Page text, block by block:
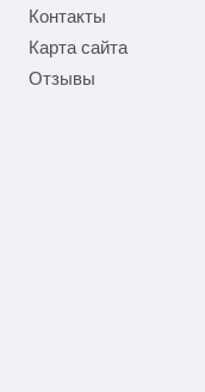
Контакты
Карта сайта
Отзывы